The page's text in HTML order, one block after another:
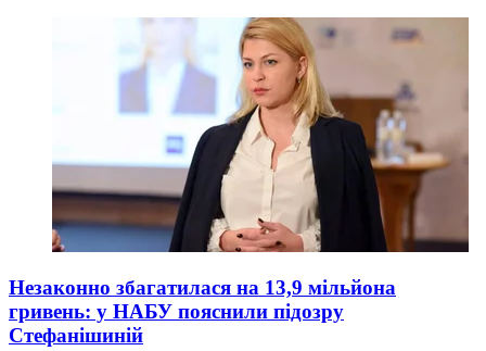
Незаконно збагатилася на 13,9 мільйона
гривень: у НАБУ пояснили підозру
Стефанішиній